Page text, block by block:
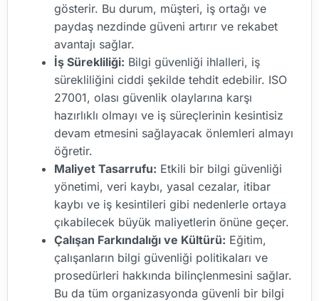
gösterir. Bu durum, müşteri, iş ortağı ve
paydaş nezdinde güveni artırır ve rekabet
avantajı sağlar.
İş Sürekliliği: Bilgi güvenliği ihlalleri, iş
sürekliliğini ciddi şekilde tehdit edebilir. ISO
27001, olası güvenlik olaylarına karşı
hazırlıklı olmayı ve iş süreçlerinin kesintisiz
devam etmesini sağlayacak önlemleri almayı
öğretir.
Maliyet Tasarrufu: Etkili bir bilgi güvenliği
yönetimi, veri kaybı, yasal cezalar, itibar
kaybı ve iş kesintileri gibi nedenlerle ortaya
çıkabilecek büyük maliyetlerin önüne geçer.
Çalışan Farkındalığı ve Kültürü: Eğitim,
çalışanların bilgi güvenliği politikaları ve
prosedürleri hakkında bilinçlenmesini sağlar.
Bu da tüm organizasyonda güvenli bir bilgi